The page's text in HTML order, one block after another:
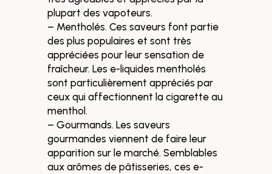
plupart des vapoteurs.
– Mentholés. Ces saveurs font partie
des plus populaires et sont très
appréciées pour leur sensation de
fraîcheur. Les e-liquides mentholés
sont particulièrement appréciés par
ceux qui affectionnent la cigarette au
menthol.
– Gourmands. Les saveurs
gourmandes viennent de faire leur
apparition sur le marché. Semblables
aux arômes de pâtisseries, ces e-